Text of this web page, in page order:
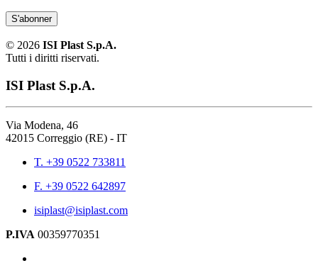
© 2026 ISI Plast S.p.A.
Tutti i diritti riservati.
ISI Plast S.p.A.
Via Modena, 46
42015 Correggio (RE) - IT
T. +39 0522 733811
F. +39 0522 642897
isiplast@isiplast.com
P.IVA 00359770351